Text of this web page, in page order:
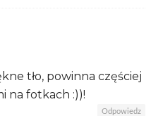
tło, powinna częściej
na fotkach :))!
Odpowiedz